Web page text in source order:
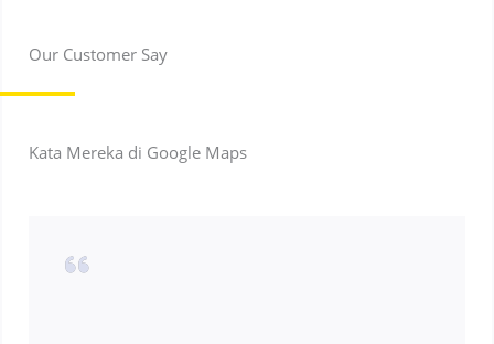
Our Customer Say
Kata Mereka di Google Maps